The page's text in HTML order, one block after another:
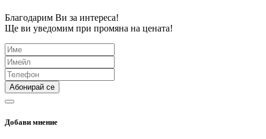
Благодарим Ви за интереса!
Ще ви уведомим при промяна на цената!
Абонирай се
Добави мнение